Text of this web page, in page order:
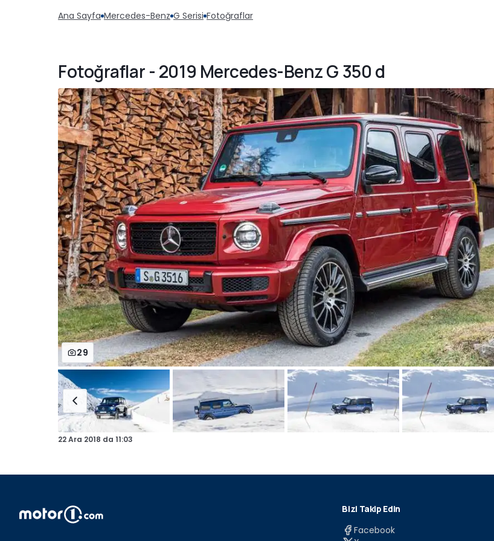
Ana Sayfa Mercedes-Benz G Serisi Fotoğraflar
Fotoğraflar - 2019 Mercedes-Benz G 350 d
29
22 Ara 2018 da 11:03
Bizi Takip Edin
Facebook